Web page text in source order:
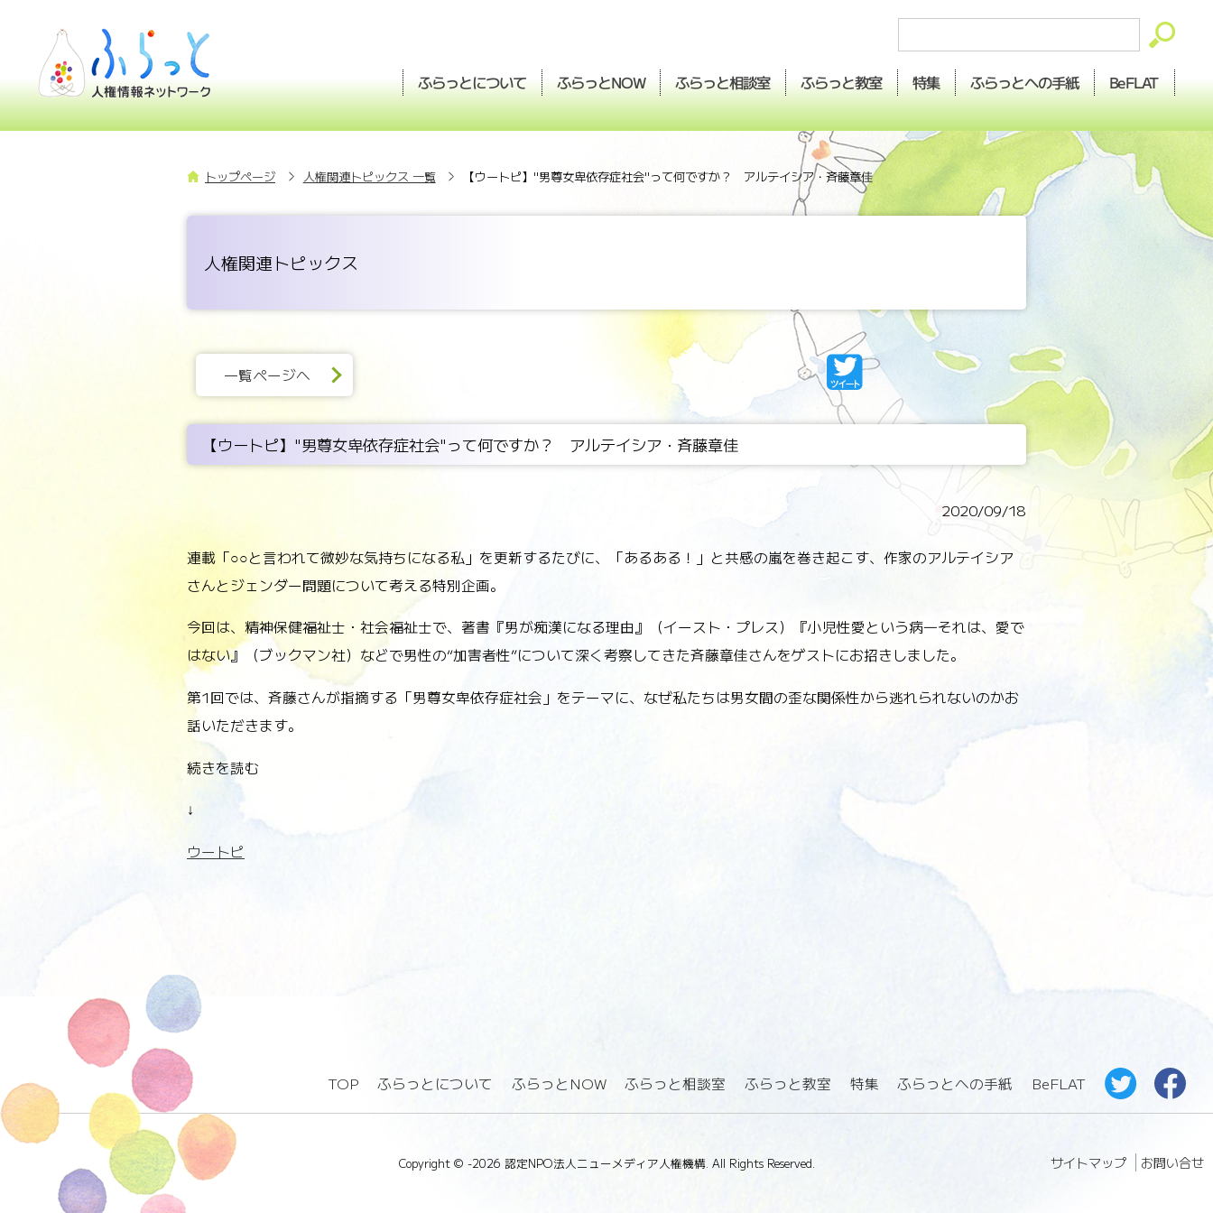
ふらっとについて ふらっとNOW ふらっと相談室 ふらっと教室 特集 ふらっとへの手紙 BeFLAT
トップページ 人権関連トピックス 一覧 【ウートピ】"男尊女卑依存症社会"って何ですか？ アルテイシア・斉藤章佳
人権関連トピックス
一覧ページへ
【ウートピ】"男尊女卑依存症社会"って何ですか？ アルテイシア・斉藤章佳
2020/09/18
連載「○○と言われて微妙な気持ちになる私」を更新するたびに、「あるある！」と共感の嵐を巻き起こす、作家のアルテイシア
さんとジェンダー問題について考える特別企画。
今回は、精神保健福祉士・社会福祉士で、著書『男が痴漢になる理由』（イースト・プレス）『小児性愛という病―それは、愛で
はない』（ブックマン社）などで男性の“加害者性”について深く考察してきた斉藤章佳さんをゲストにお招きしました。
第1回では、斉藤さんが指摘する「男尊女卑依存症社会」をテーマに、なぜ私たちは男女間の歪な関係性から逃れられないのかお
話いただきます。
続きを読む
↓
ウートピ
TOP ふらっとについて ふらっとNOW ふらっと相談室 ふらっと教室 特集 ふらっとへの手紙 BeFLAT
サイトマップ お問い合せ
Copyright © -2026 認定NPO法人ニューメディア人権機構. All Rights Reserved.